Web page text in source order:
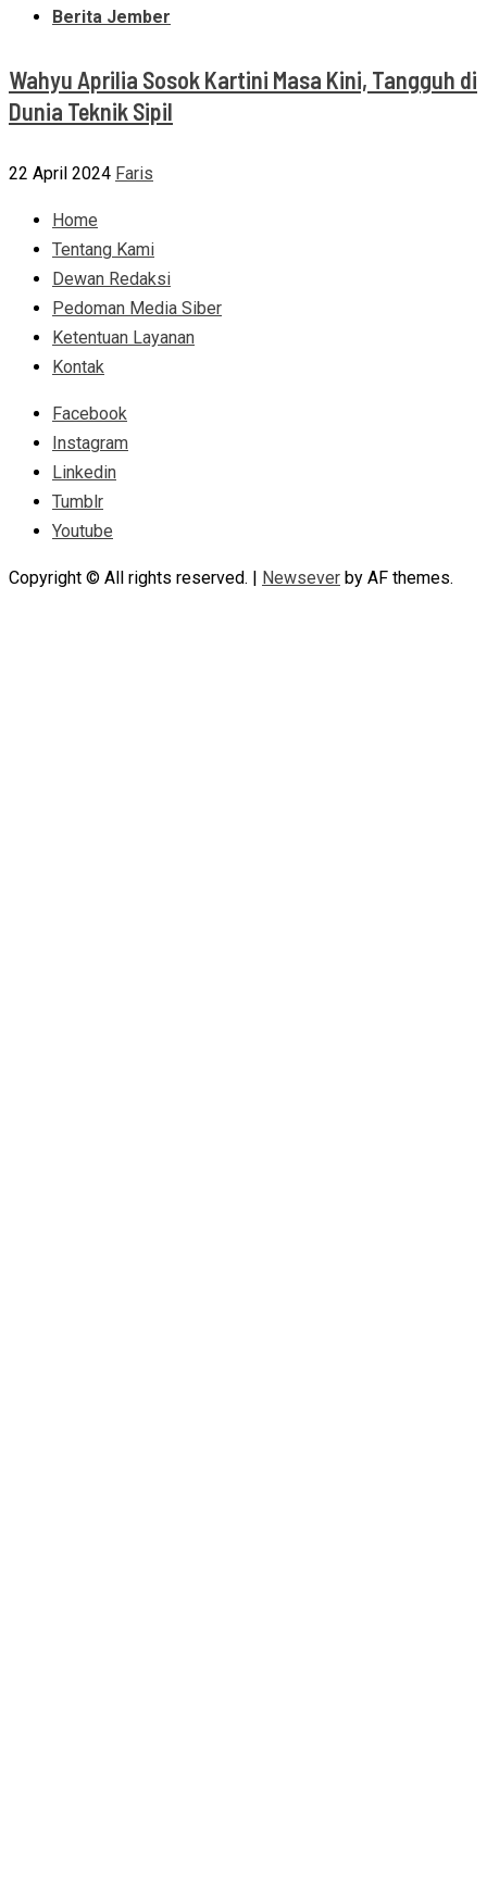
Berita Jember
Wahyu Aprilia Sosok Kartini Masa Kini, Tangguh di
Dunia Teknik Sipil
22 April 2024 Faris
Home
Tentang Kami
Dewan Redaksi
Pedoman Media Siber
Ketentuan Layanan
Kontak
Facebook
Instagram
Linkedin
Tumblr
Youtube
Copyright © All rights reserved. | Newsever by AF themes.